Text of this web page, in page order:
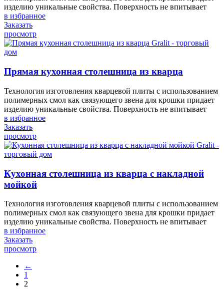
изделию уникальные свойства. Поверхность не впитывает
в избранное
Заказать
просмотр
Прямая кухонная столешница из кварца
Технология изготовления кварцевой плиты с использованием
полимерных смол как связующего звена для крошки придает
изделию уникальные свойства. Поверхность не впитывает
в избранное
Заказать
просмотр
Кухонная столешница из кварца с накладной
мойкой
Технология изготовления кварцевой плиты с использованием
полимерных смол как связующего звена для крошки придает
изделию уникальные свойства. Поверхность не впитывает
в избранное
Заказать
просмотр
←
1
2